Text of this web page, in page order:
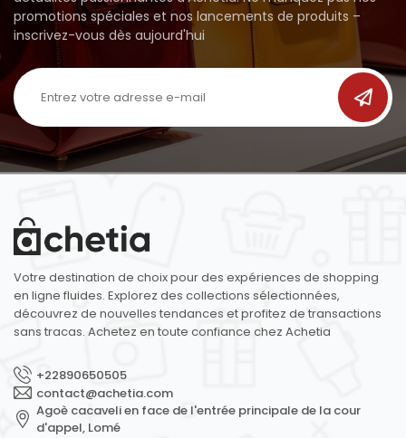
promotions spéciales et nos lancements de produits –
inscrivez-vous dès aujourd'hui
Votre destination de choix pour des expériences de shopping
en ligne fluides. Explorez des collections sélectionnées,
découvrez de nouvelles tendances et profitez de transactions
sans tracas. Achetez en toute confiance chez Achetia
+22890650505
contact@achetia.com
Agoè cacaveli en face de l'entrée principale de la cour
d'appel, Lomé